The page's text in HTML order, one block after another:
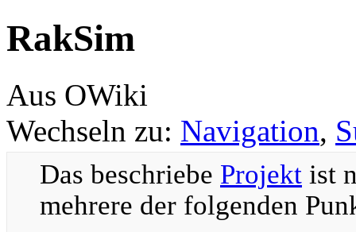
RakSim
Aus OWiki
Wechseln zu: Navigation,
Das beschriebe Projekt ist
mehrere der folgenden